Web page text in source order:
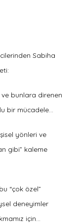
Sabiha
ve bunlara direnen
bir mücadele…
yönleri ve
gibi” kaleme
“çok özel”
deneyimler
için…